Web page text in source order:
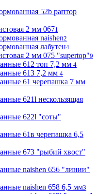
52b раптор
2 мм 0671
naishen2
лабутен4
2 мм 075 "supertop"9
612 топ 7,2 мм 4
613 7,2 мм 4
61 черепашка 7 мм
621l нескользящая
622l "соты"
61в черепашка 6,5
673 "рыбий хвост"
naishen 656 "линии"
naishen 658 6,5 мм3